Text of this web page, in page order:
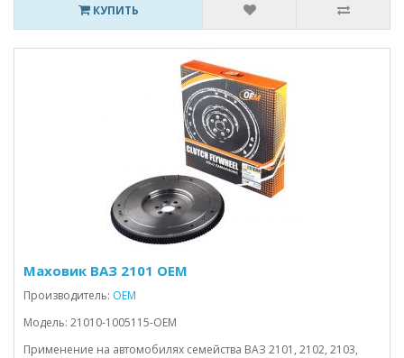
КУПИТЬ
Маховик ВАЗ 2101 OEM
Производитель: OEM
Модель: 21010-1005115-OEM
Применение на автомобилях семейства ВАЗ 2101, 2102, 2103,